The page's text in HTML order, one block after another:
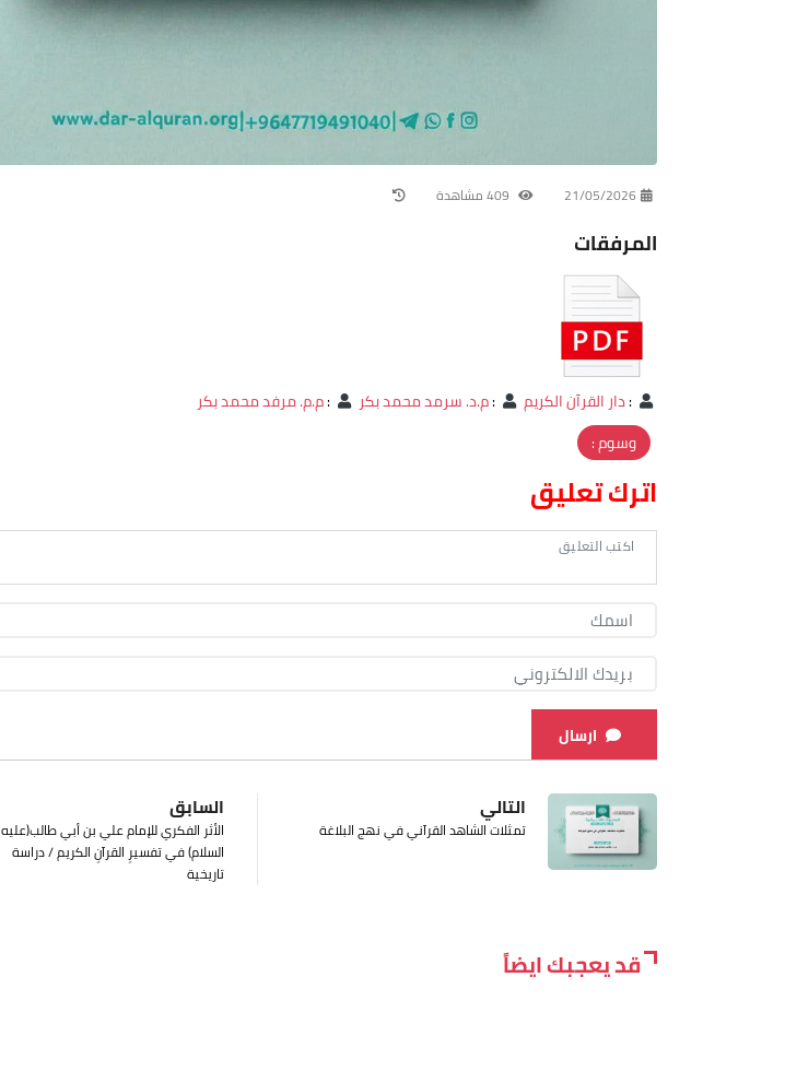
21/05/2026
المرفقات
:دار القرآن الكريم :م.د. سرمد محمد بکر :م.م. مرفد محمد بکر
وسوم :
اترك تعليق
ارسال
السابق
الأثر الفكري للإمام علي بن أبي طالب(عليه
السلام) في تفسيرِ القرآنِ الكريم / دراسة
تاريخية
التالي
تمثلات الشاهد القرآني في نهج البلاغة
قد يعجبك ايضاً